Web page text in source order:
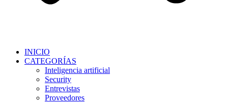
INICIO
CATEGORÍAS
Inteligencia artificial
Security
Entrevistas
Proveedores